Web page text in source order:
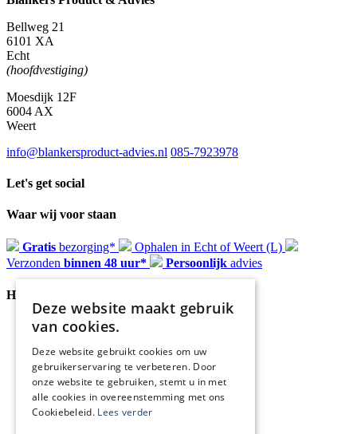
Bellweg 21
6101 XA
Echt
(hoofdvestiging)
Moesdijk 12F
6004 AX
Weert
info@blankersproduct-advies.nl 085-7923978
Let's get social
Waar wij voor staan
Gratis bezorging*
Ophalen in Echt of Weert (L)
Verzonden binnen 48 uur* Persoonlijk advies
Handige Links
Home
Over ons
Blog
Privacyverklaring
Retour- en terugbetalingsbeleid
Cookies
Deze website maakt gebruik
van cookies.
Deze website gebruikt cookies om uw
gebruikerservaring te verbeteren. Door
onze website te gebruiken, stemt u in met
alle cookies in overeenstemming met ons
Cookiebeleid. Lees verder